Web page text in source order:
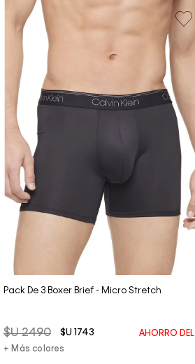
Vista Rápida
Pack De 3 Boxer Brief - Micro Stretch
$U 2490 $U 1743 AHORRO DEL
+ Más colores